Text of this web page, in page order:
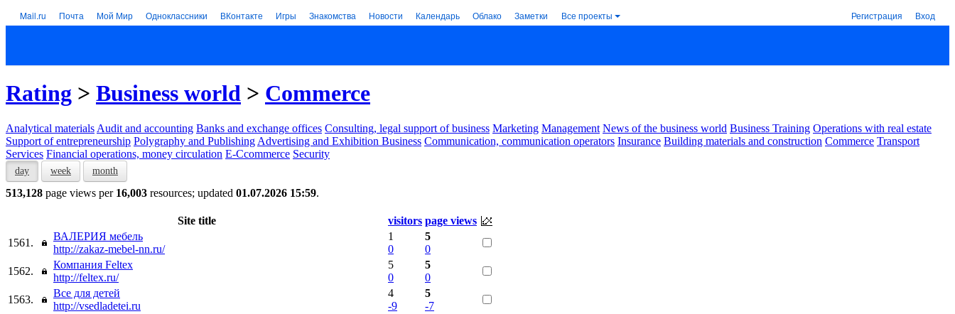
Mail.ru Почта Мой Мир Одноклассники ВКонтакте Игры Знакомства Новости Календарь Облако Заметки Все проекты Регистрация Вход
Rating > Business world > Commerce
Analytical materials Audit and accounting Banks and exchange offices Consulting, legal support of business Marketing Management News of the business world Business Training Operations with real estate
Support of entrepreneurship Polygraphy and Publishing Advertising and Exhibition Business Communication, communication operators Insurance Building materials and construction Commerce Transport
Services Financial operations, money circulation E-Ccommerce Security
day week month
513,128 page views per 16,003 resources; updated 01.07.2026 15:59.
Site title visitors page views
1561.
ВАЛЕРИЯ мебель
http://zakaz-mebel-nn.ru/
1
0
5
0
1562.
Компания Feltex
http://feltex.ru/
5
0
5
0
1563.
Все для детей
http://vsedladetei.ru
4
-9
5
-7